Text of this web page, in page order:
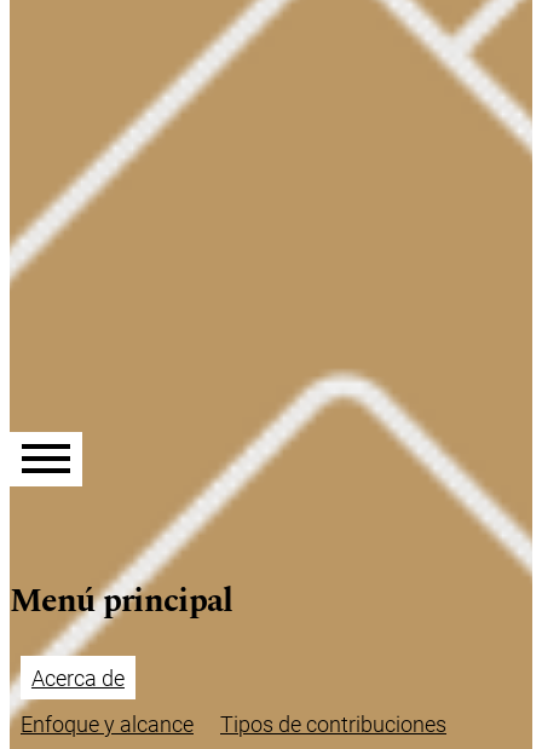
Menú principal
Acerca de
Enfoque y alcance
Tipos de contribuciones